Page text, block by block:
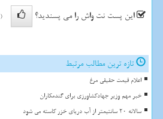
این پست نت واش را می پسندید؟
(1)
تازه ترین مطالب مرتبط
اعلام قیمت حقیقی مرغ
خبر مهم وزیر جهادکشاورزی برای گندمکاران
سالانه 20 سانتیمتر از آب دریای خزر کاسته می شود